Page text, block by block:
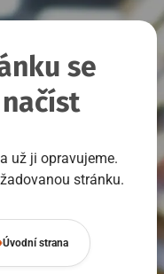
se
už ji opravujeme.
stránku.
Úvodní strana